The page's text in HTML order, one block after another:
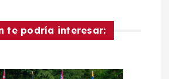
te podría interesar: